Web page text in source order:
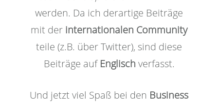
werden. Da ich derartige Beiträge
mit der internationalen Community
teile (z.B. über Twitter), sind diese
Beiträge auf Englisch verfasst.
Und jetzt viel Spaß bei den Business